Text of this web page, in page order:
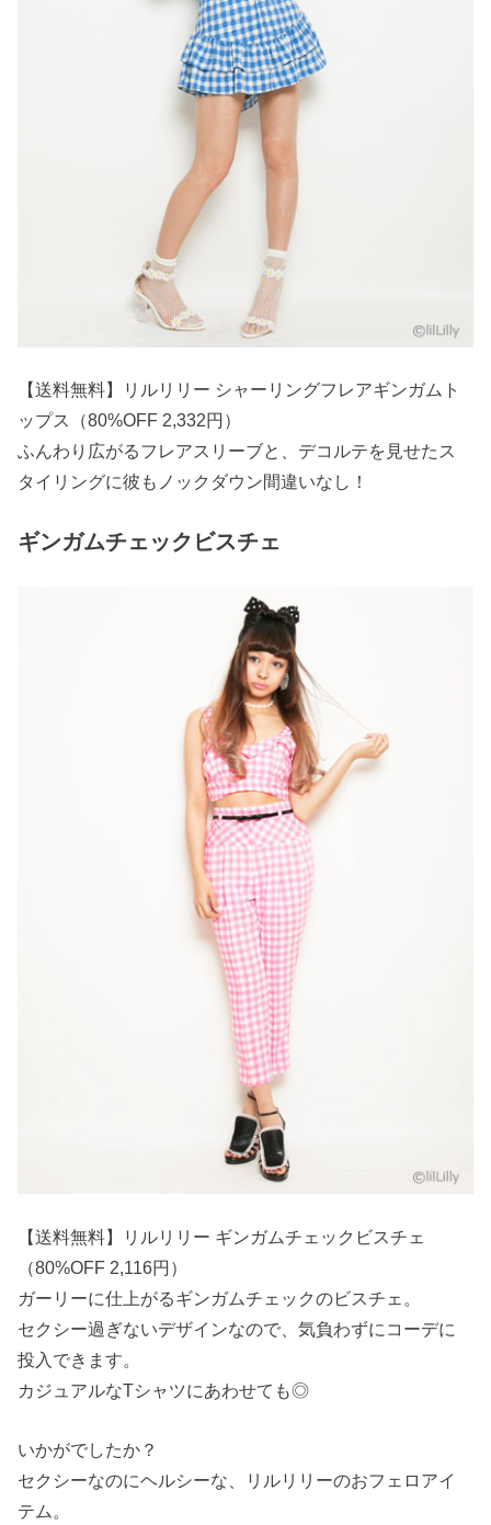
【送料無料】リルリリー シャーリングフレアギンガムト
ップス（80%OFF 2,332円）
ふんわり広がるフレアスリーブと、デコルテを見せたス
タイリングに彼もノックダウン間違いなし！
ギンガムチェックビスチェ
【送料無料】リルリリー ギンガムチェックビスチェ
（80%OFF 2,116円）
ガーリーに仕上がるギンガムチェックのビスチェ。
セクシー過ぎないデザインなので、気負わずにコーデに
投入できます。
カジュアルなTシャツにあわせても◎
いかがでしたか？
セクシーなのにヘルシーな、リルリリーのおフェロアイ
テム。